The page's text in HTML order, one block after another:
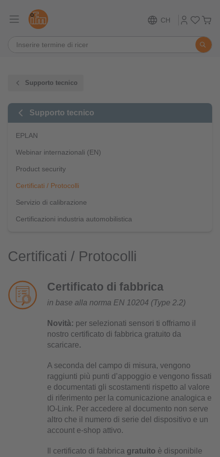
CH
Supporto tecnico
Supporto tecnico
EPLAN
Webinar internazionali (EN)
Product security
Certificati / Protocolli
Servizio di calibrazione
Certificazioni industria automobilistica
Certificati / Protocolli
Certificato di fabbrica
in base alla norma EN 10204 (Type 2.2)
Novità: per selezionati sensori ti offriamo il
nostro certificato di fabbrica gratuito da
scaricare.
A seconda del campo di misura, vengono
raggiunti più punti d’appoggio e vengono fissati
e documentati gli scostamenti rispetto al valore
di riferimento per la comunicazione analogica e
IO-Link. Per accedere al documento non serve
altro che il numero di serie del dispositivo e un
account e-shop attivo.
Il certificato di fabbrica gratuito è disponibile